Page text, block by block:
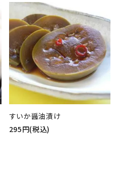
すいか醤油漬け
295円(税込)